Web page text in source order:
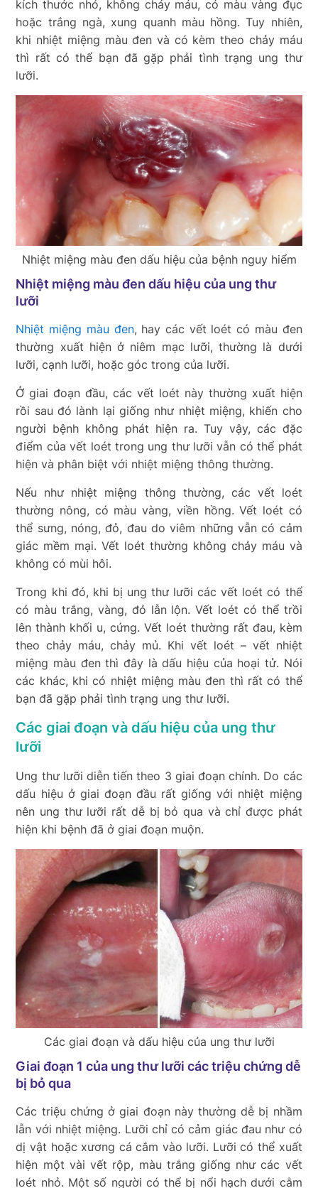
kích thước nhỏ, không chảy máu, có màu vàng đục
hoặc trắng ngà, xung quanh màu hồng. Tuy nhiên,
khi nhiệt miệng màu đen và có kèm theo chảy máu
thì rất có thể bạn đã gặp phải tình trạng ung thư
lưỡi.
Nhiệt miệng màu đen dấu hiệu của bệnh nguy hiểm
Nhiệt miệng màu đen dấu hiệu của ung thư
lưỡi
Nhiệt miệng màu đen, hay các vết loét có màu đen
thường xuất hiện ở niêm mạc lưỡi, thường là dưới
lưỡi, cạnh lưỡi, hoặc góc trong của lưỡi.
Ở giai đoạn đầu, các vết loét này thường xuất hiện
rồi sau đó lành lại giống như nhiệt miệng, khiến cho
người bệnh không phát hiện ra. Tuy vậy, các đặc
điểm của vết loét trong ung thư lưỡi vẫn có thể phát
hiện và phân biệt với nhiệt miệng thông thường.
Nếu như nhiệt miệng thông thường, các vết loét
thường nông, có màu vàng, viền hồng. Vết loét có
thể sưng, nóng, đỏ, đau do viêm những vẫn có cảm
giác mềm mại. Vết loét thường không chảy máu và
không có mùi hôi.
Trong khi đó, khi bị ung thư lưỡi các vết loét có thể
có màu trắng, vàng, đỏ lẫn lộn. Vết loét có thể trồi
lên thành khối u, cứng. Vết loét thường rất đau, kèm
theo chảy máu, chảy mủ. Khi vết loét – vết nhiệt
miệng màu đen thì đây là dấu hiệu của hoại tử. Nói
các khác, khi có nhiệt miệng màu đen thì rất có thể
bạn đã gặp phải tình trạng ung thư lưỡi.
Các giai đoạn và dấu hiệu của ung thư
lưỡi
Ung thư lưỡi diễn tiến theo 3 giai đoạn chính. Do các
dấu hiệu ở giai đoạn đầu rất giống với nhiệt miệng
nên ung thư lưỡi rất dễ bị bỏ qua và chỉ được phát
hiện khi bệnh đã ở giai đoạn muộn.
Các giai đoạn và dấu hiệu của ung thư lưỡi
Giai đoạn 1 của ung thư lưỡi các triệu chứng dễ
bị bỏ qua
Các triệu chứng ở giai đoạn này thường dễ bị nhầm
lẫn với nhiệt miệng. Lưỡi chỉ có cảm giác đau như có
dị vật hoặc xương cá cắm vào lưỡi. Lưỡi có thể xuất
hiện một vài vết rộp, màu trắng giống như các vết
loét nhỏ. Một số người có thể bị nổi hạch dưới cằm